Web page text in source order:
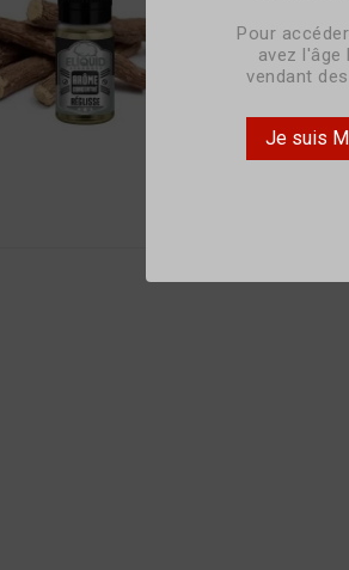
Pour
avez l'âge
vendant
Je suis